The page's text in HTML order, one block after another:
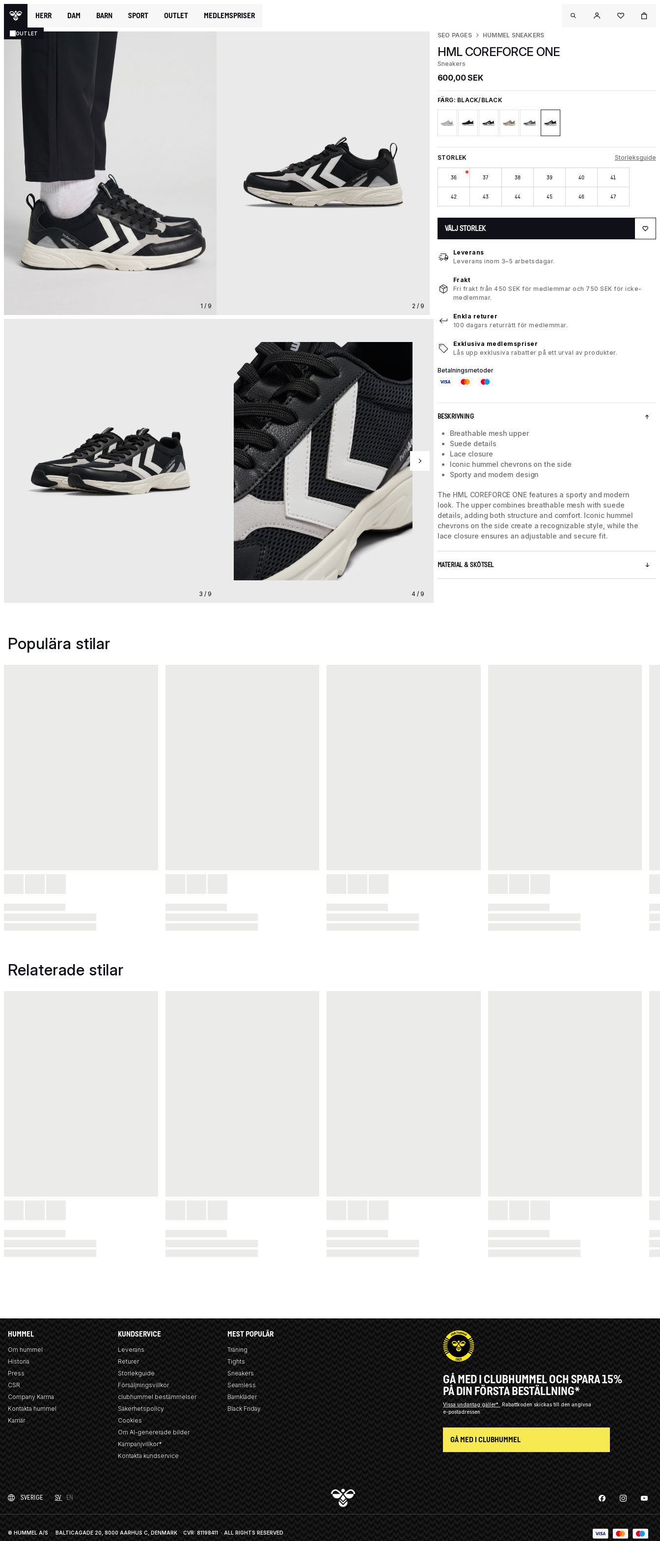
HERR DAM BARN SPORT OUTLET MEDLEMSPRISER
OUTLET
1 / 9 2 / 9
3 / 9 4 / 9
SEO PAGES HUMMEL SNEAKERS
HML COREFORCE ONE
Sneakers
600,00 SEK
FÄRG: BLACK/BLACK
STORLEK Storleksguide
36 37 38 39 40 41
42 43 44 45 46 47
VÄLJ STORLEK
Leverans
Leverans inom 3–5 arbetsdagar.
Frakt
Fri frakt från 450 SEK för medlemmar och 750 SEK för icke-
medlemmar.
Enkla returer
100 dagars returrätt för medlemmar.
Exklusiva medlemspriser
Lås upp exklusiva rabatter på ett urval av produkter.
Betalningsmetoder
BESKRIVNING
Breathable mesh upper
Suede details
Lace closure
Iconic hummel chevrons on the side
Sporty and modern design
The HML COREFORCE ONE features a sporty and modern
look. The upper combines breathable mesh with suede
details, adding both structure and comfort. Iconic hummel
chevrons on the side create a recognizable style, while the
lace closure ensures an adjustable and secure fit.
MATERIAL & SKÖTSEL
Populära stilar
Relaterade stilar
HUMMEL
Om hummel
Historia
Press
CSR
Company Karma
Kontakta hummel
Karriär
KUNDSERVICE
Leverans
Returer
Storlekguide
Försäljningsvillkor
clubhummel bestämmelser
Säkerhetspolicy
Cookies
Om AI-genererade bilder
Kampanjvillkor*
Kontakta kundservice
MEST POPULÄR
Träning
Tights
Sneakers
Seamless
Barnkläder
Black Friday
GÅ MED I CLUBHUMMEL OCH SPARA 15%
PÅ DIN FÖRSTA BESTÄLLNING*
Vissa undantag gäller* Rabattkoden skickas till den angivna
e-postadressen.
GÅ MED I CLUBHUMMEL
SVERIGE SV EN
© HUMMEL A/S · BALTICAGADE 20, 8000 AARHUS C, DENMARK CVR: 81198411 · ALL RIGHTS RESERVED